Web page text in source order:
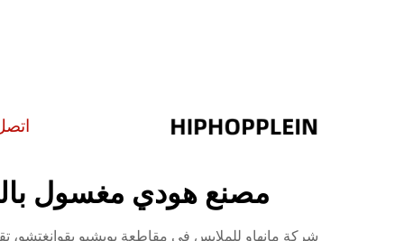
مصنع هودي مغسول
شركة مانهاو للملابس في مقاطعة يويشيو بقوانغتشو،